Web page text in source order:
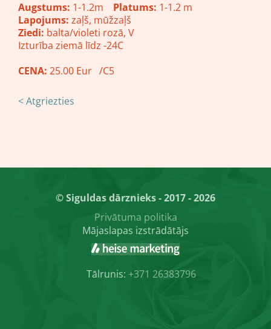
Augstums: 1-1.2m Platums: 1-1.2 m
Lapojums: zaļš, mūžzaļš
Ziedi: balta/violeti rozā, V
Izturība ziemā līdz -24C
CENA: 25.00 Eur /C5
< Atgriezties
© Siguldas dārznieks - 2017 - 2026
Privātuma politika
Mājaslapas izstrādātājs
Tālrunis: +371 26383796